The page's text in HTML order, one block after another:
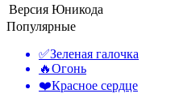
Версия Юникода
Популярные
✅Зеленая галочка
🔥Огонь
❤️Красное сердце